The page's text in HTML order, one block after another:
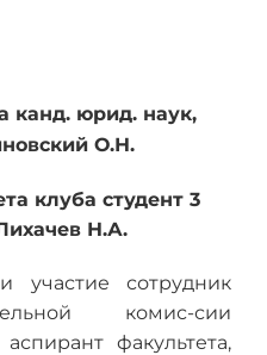
канд. юрид. наук,
О.Н.
клуба студент 3
Н.А.
участие сотрудник
комис-сии
факультета,